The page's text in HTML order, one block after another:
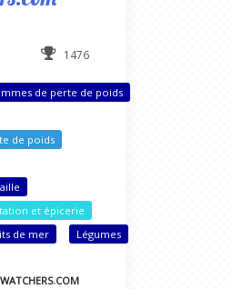
1476
de perte de poids
de poids
et épicerie
de mer
Légumes